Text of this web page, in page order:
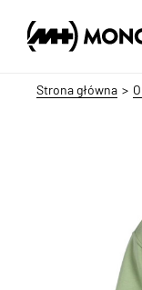
Strona główna